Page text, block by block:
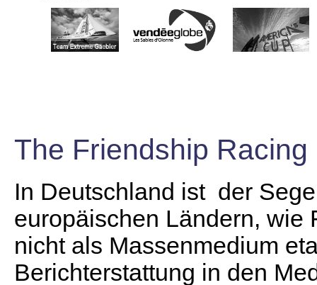
The Friendship Racing
In Deutschland ist der
europäischen Ländern, wie
nicht als Massenmedium
Berichterstattung in den